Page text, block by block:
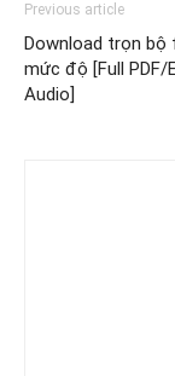
Previous article
Download trọn
mức độ [Full PDF/
Audio]